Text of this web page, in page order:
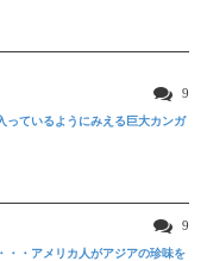
9
っているようにみえる巨大カンガ
9
・・アメリカ人がアジアの珍味を